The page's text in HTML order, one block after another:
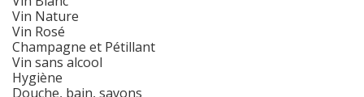
Vin Nature
Vin Rosé
Champagne et Pétillant
Vin sans alcool
Hygiène
Douche, bain, savons